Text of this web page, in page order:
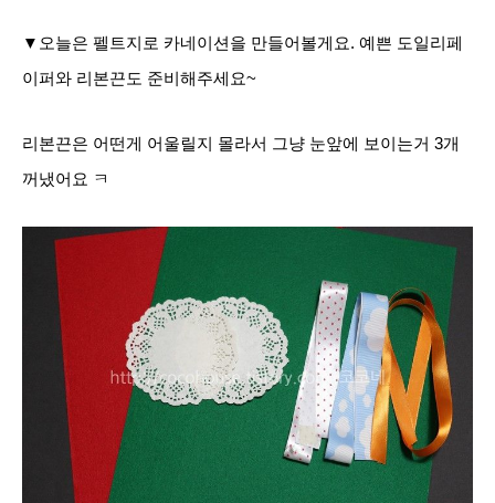
▼오늘은 펠트지로 카네이션을 만들어볼게요. 예쁜 도일리페
이퍼와 리본끈도 준비해주세요~
리본끈은 어떤게 어울릴지 몰라서 그냥 눈앞에 보이는거 3개
꺼냈어요 ㅋ